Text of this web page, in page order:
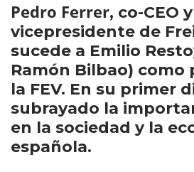
Pedro Ferrer, co-CEO y
vicepresidente de
sucede a Emilio
Ramón Bilbao) como
la FEV. En su primer
subrayado la
en la sociedad y la
española.